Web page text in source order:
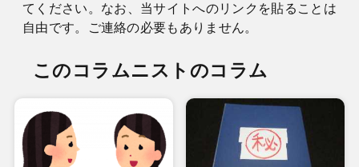
てください。なお、当サイトへのリンクを貼ることは
自由です。ご連絡の必要もありません。
このコラムニストのコラム